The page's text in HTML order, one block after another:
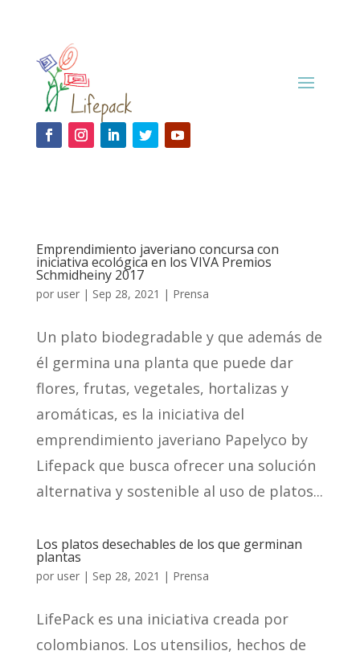
Emprendimiento javeriano concursa con
iniciativa ecológica en los VIVA Premios
Schmidheiny 2017
por user| Sep 28, 2021 | Prensa
Un plato biodegradable y que además de
él germina una planta que puede dar
flores, frutas, vegetales, hortalizas y
aromáticas, es la iniciativa del
emprendimiento javeriano Papelyco by
Lifepack que busca ofrecer una solución
alternativa y sostenible al uso de platos...
Los platos desechables de los que germinan
plantas
por user| Sep 28, 2021 | Prensa
LifePack es una iniciativa creada por
colombianos. Los utensilios, hechos de